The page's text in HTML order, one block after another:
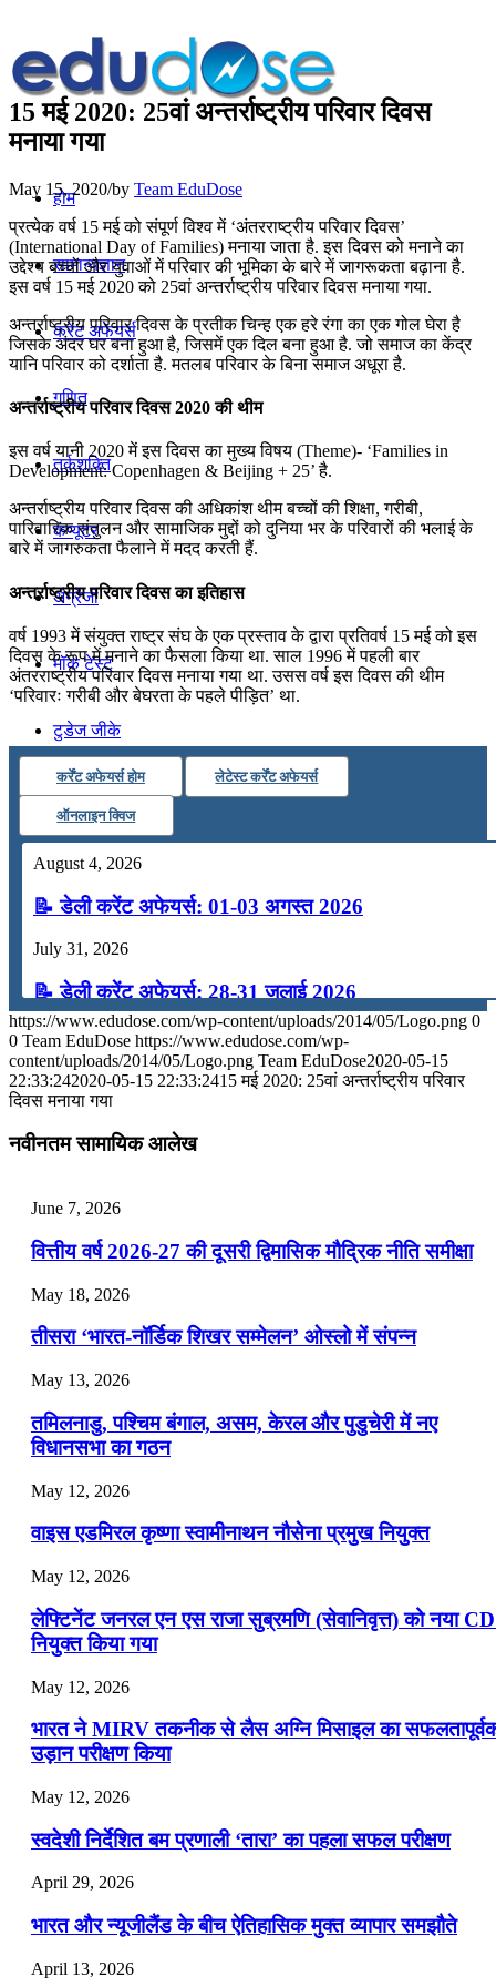
होम
सामान्यज्ञान
करेंट अफेयर्स
गणित
तर्कशक्ति
कंप्यूटर
अंग्रेजी
मॉक टेस्ट
टुडेज जीके
Menu Menu
15 मई 2020: 25वां अन्तर्राष्ट्रीय परिवार दिवस
मनाया गया
May 15, 2020/by Team EduDose
प्रत्येक वर्ष 15 मई को संपूर्ण विश्व में ‘अंतरराष्ट्रीय परिवार दिवस’
(International Day of Families) मनाया जाता है. इस दिवस को मनाने का
उद्देश्य बच्चों और युवाओं में परिवार की भूमिका के बारे में जागरूकता बढ़ाना है.
इस वर्ष 15 मई 2020 को 25वां अन्तर्राष्ट्रीय परिवार दिवस मनाया गया.
अन्तर्राष्ट्रीय परिवार दिवस के प्रतीक चिन्ह एक हरे रंगा का एक गोल घेरा है
जिसके अंदर घर बना हुआ है, जिसमें एक दिल बना हुआ है. जो समाज का केंद्र
यानि परिवार को दर्शाता है. मतलब परिवार के बिना समाज अधूरा है.
अन्तर्राष्ट्रीय परिवार दिवस 2020 की थीम
इस वर्ष यानी 2020 में इस दिवस का मुख्य विषय (Theme)- ‘Families in
Development: Copenhagen & Beijing + 25’ है.
अन्तर्राष्ट्रीय परिवार दिवस की अधिकांश थीम बच्चों की शिक्षा, गरीबी,
पारिवारिक संतुलन और सामाजिक मुद्दों को दुनिया भर के परिवारों की भलाई के
बारे में जागरुकता फैलाने में मदद करती हैं.
अन्तर्राष्ट्रीय परिवार दिवस का इतिहास
वर्ष 1993 में संयुक्त राष्ट्र संघ के एक प्रस्ताव के द्वारा प्रतिवर्ष 15 मई को इस
दिवस के रूप में मनाने का फैसला किया था. साल 1996 में पहली बार
अंतरराष्ट्रीय परिवार दिवस मनाया गया था. उसस वर्ष इस दिवस की थीम
‘परिवारः गरीबी और बेघरता के पहले पीड़ित’ था.
कर्रेंट अफेयर्स होम लेटेस्ट कर्रेंट अफेयर्स
ऑनलाइन क्विज
August 4, 2026
📝 डेली करेंट अफेयर्स: 01-03 अगस्त 2026
July 31, 2026
📝 डेली करेंट अफेयर्स: 28-31 जुलाई 2026
July 28, 2026
📝 डेली करेंट अफेयर्स: 25-27 जुलाई 2026
July 22, 2026
📝 डेली करेंट अफेयर्स: 19-21 जुलाई 2026
July 19, 2026
📝 डेली करेंट अफेयर्स: 16-18 जुलाई 2026
July 16, 2026
📝 डेली करेंट अफेयर्स: 13-15 जुलाई 2026
https://www.edudose.com/wp-content/uploads/2014/05/Logo.png 0
0 Team EduDose https://www.edudose.com/wp-
content/uploads/2014/05/Logo.png Team EduDose2020-05-15
22:33:242020-05-15 22:33:2415 मई 2020: 25वां अन्तर्राष्ट्रीय परिवार
दिवस मनाया गया
नवीनतम सामायिक आलेख
June 7, 2026
वित्तीय वर्ष 2026-27 की दूसरी द्विमासिक मौद्रिक नीति समीक्षा
May 18, 2026
तीसरा ‘भारत-नॉर्डिक शिखर सम्मेलन’ ओस्लो में संपन्न
May 13, 2026
तमिलनाडु, पश्चिम बंगाल, असम, केरल और पुडुचेरी में नए
विधानसभा का गठन
May 12, 2026
वाइस एडमिरल कृष्णा स्वामीनाथन नौसेना प्रमुख नियुक्त
May 12, 2026
लेफ्टिनेंट जनरल एन एस राजा सुब्रमणि (सेवानिवृत्त) को नया
नियुक्त किया गया
May 12, 2026
भारत ने MIRV तकनीक से लैस अग्नि मिसाइल का
उड़ान परीक्षण किया
May 12, 2026
स्वदेशी निर्देशित बम प्रणाली ‘तारा’ का पहला सफल परीक्षण
April 29, 2026
भारत और न्यूजीलैंड के बीच ऐतिहासिक मुक्त व्यापार समझौते
April 13, 2026